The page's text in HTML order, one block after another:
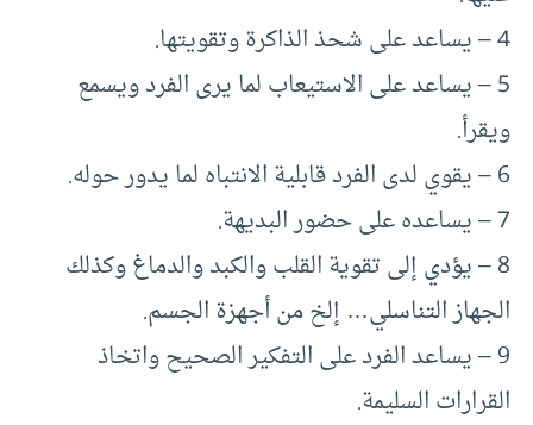
4 – يساعد على شحذ الذاكرة وتقويتها.
5 – يساعد على الاستيعاب لما يرى الفرد ويسمع
ويقرأ.
6 – يقوي لدى الفرد قابلية الانتباه لما يدور حوله.
7 – يساعده على حضور البديهة.
8 – يؤدي إلى تقوية القلب والكبد والدماغ وكذلك
الجهاز التناسلي… إلخ من أجهزة الجسم.
9 – يساعد الفرد على التفكير الصحيح واتخاذ
القرارات السليمة.